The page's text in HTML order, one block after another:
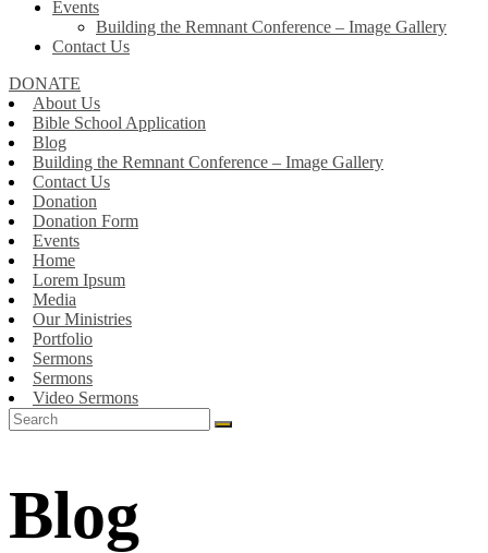
Events
Building the Remnant Conference – Image Gallery
Contact Us
DONATE
About Us
Bible School Application
Blog
Building the Remnant Conference – Image Gallery
Contact Us
Donation
Donation Form
Events
Home
Lorem Ipsum
Media
Our Ministries
Portfolio
Sermons
Sermons
Video Sermons
Blog